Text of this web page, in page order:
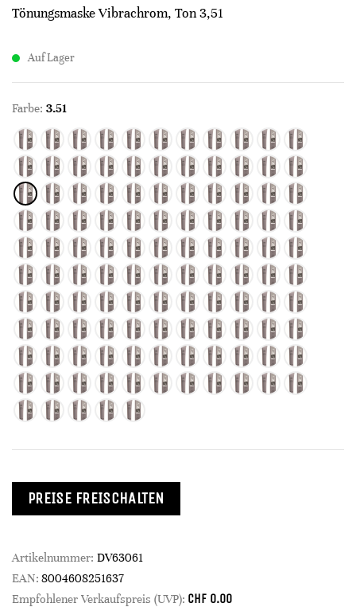
Tönungsmaske Vibrachrom, Ton 3,51
Auf Lager
Farbe: 3.51
PREISE FREISCHALTEN
Artikelnummer: DV63061
EAN: 8004608251637
Empfohlener Verkaufspreis (UVP): CHF 0.00